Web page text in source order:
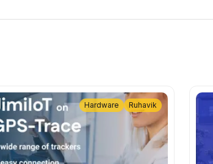
Hardware Ruhavik